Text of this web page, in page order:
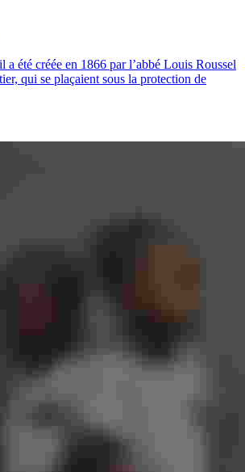
été créée en 1866 par l’abbé Louis Roussel
qui se plaçaient sous la protection de